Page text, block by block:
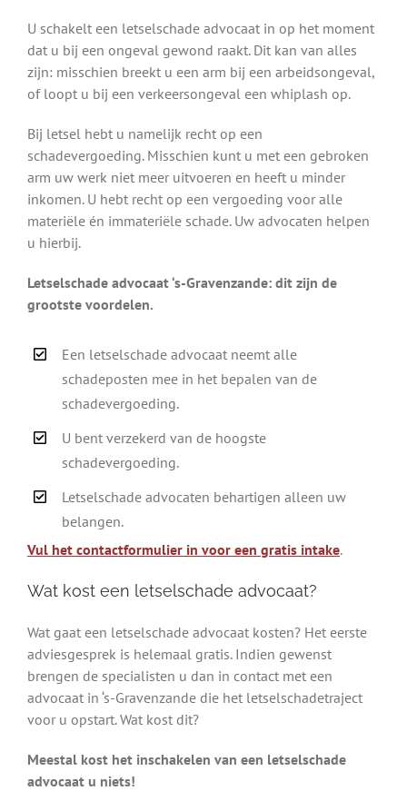
U schakelt een letselschade advocaat in op het moment
dat u bij een ongeval gewond raakt. Dit kan van alles
zijn: misschien breekt u een arm bij een arbeidsongeval,
of loopt u bij een verkeersongeval een whiplash op.
Bij letsel hebt u namelijk recht op een
schadevergoeding. Misschien kunt u met een gebroken
arm uw werk niet meer uitvoeren en heeft u minder
inkomen. U hebt recht op een vergoeding voor alle
materiële én immateriële schade. Uw advocaten helpen
u hierbij.
Letselschade advocaat ‘s-Gravenzande: dit zijn de
grootste voordelen.
Een letselschade advocaat neemt alle
schadeposten mee in het bepalen van de
schadevergoeding.
U bent verzekerd van de hoogste
schadevergoeding.
Letselschade advocaten behartigen alleen uw
belangen.
Vul het contactformulier in voor een gratis intake.
Wat kost een letselschade advocaat?
Wat gaat een letselschade advocaat kosten? Het eerste
adviesgesprek is helemaal gratis. Indien gewenst
brengen de specialisten u dan in contact met een
advocaat in ‘s-Gravenzande die het letselschadetraject
voor u opstart. Wat kost dit?
Meestal kost het inschakelen van een letselschade
advocaat u niets!